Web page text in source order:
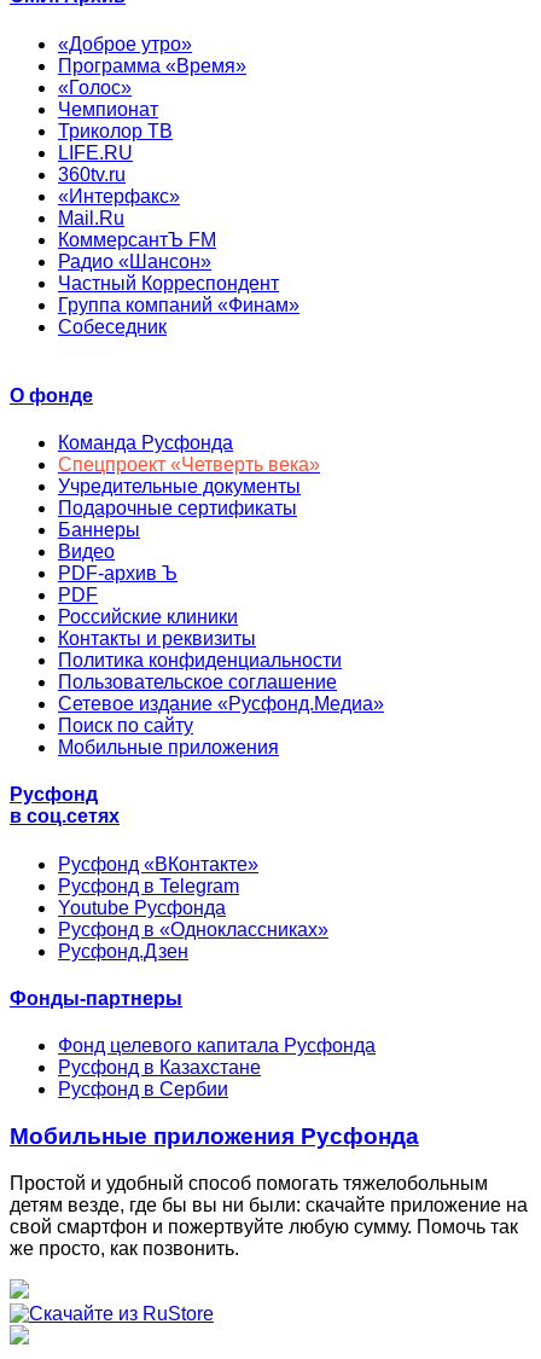
«Доброе утро»
Программа «Время»
«Голос»
Чемпионат
Триколор ТВ
LIFE.RU
360tv.ru
«Интерфакс»
Mail.Ru
КоммерсантЪ FM
Радио «Шансон»
Частный Корреспондент
Группа компаний «Финам»
Собеседник
О фонде
Команда Русфонда
Спецпроект «Четверть века»
Учредительные документы
Подарочные сертификаты
Баннеры
Видео
PDF-архив Ъ
PDF
Российские клиники
Контакты и реквизиты
Политика конфиденциальности
Пользовательское соглашение
Сетевое издание «Русфонд.Медиа»
Поиск по сайту
Мобильные приложения
Русфонд
в соц.сетях
Русфонд «ВКонтакте»
Русфонд в Telegram
Youtube Русфонда
Русфонд в «Одноклассниках»
Русфонд.Дзен
Фонды-партнеры
Фонд целевого капитала Русфонда
Русфонд в Казахстане
Русфонд в Сербии
Мобильные приложения Русфонда
Простой и удобный способ помогать тяжелобольным
детям везде, где бы вы ни были: скачайте приложение на
свой смартфон и пожертвуйте любую сумму. Помочь так
же просто, как позвонить.